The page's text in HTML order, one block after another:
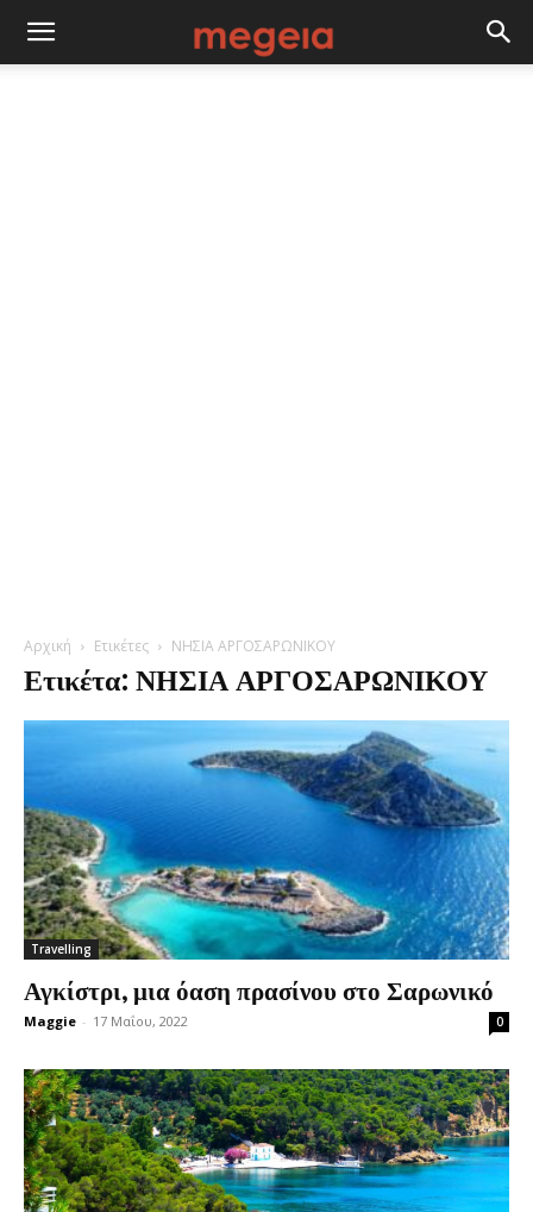
Αρχική Ετικέτες ΝΗΣΙΑ ΑΡΓΟΣΑΡΩΝΙΚΟΥ
Ετικέτα: ΝΗΣΙΑ ΑΡΓΟΣΑΡΩΝΙΚΟΥ
Travelling
Αγκίστρι, μια όαση πρασίνου στο Σαρωνικό
Maggie - 17 Μαΐου, 2022 0